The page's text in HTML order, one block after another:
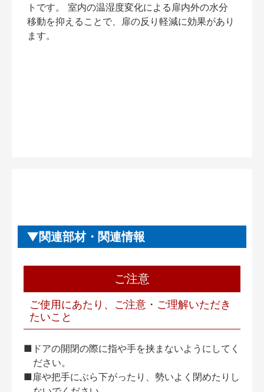
トです。 室内の温湿度変化による扉内外の水分
移動を抑えることで、扉の反り軽減に効果があり
ます。
関連部材・関連情報
ご注意
ご使用にあたり、ご注意・ご理解いただき
たいこと
■ドアの開閉の際に指や手を挟まないようにしてく
ださい。
■扉や把手にぶら下がったり、勢いよく閉めたりし